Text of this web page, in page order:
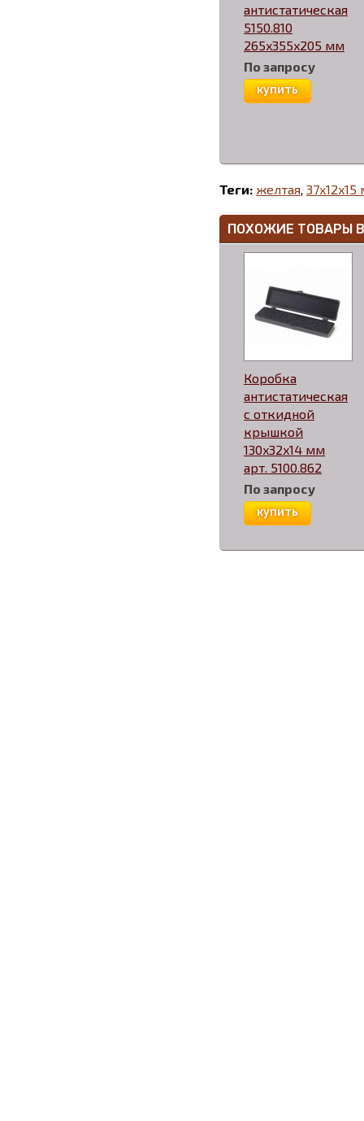
антистатическая
5150.810
265x355x205 мм
По запросу
купить
Теги: желтая,
ПОХОЖИЕ ТОВАРЫ
Коробка
антистатическая
с откидной
крышкой
130x32x14 мм
арт. 5100.862
По запросу
купить